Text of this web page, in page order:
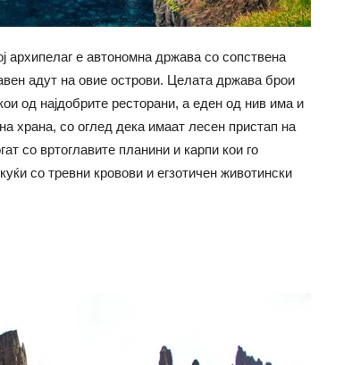
архипелаг е автономна држава со сопствена
адут на овие острови. Целата држава брои
од најдобрите ресторани, а еден од нив има и
храна, со оглед дека имаат лесен пристап на
со вртоглавите планини и карпи кои го
со тревни кровови и егзотичен животински